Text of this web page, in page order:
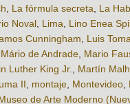
La fórmula secreta La
Noval Lima Lino Enea
Cunningham Luis
Mário de Andrade Mario
Luther King Jr. Martín
II montaje Montevideo
de Arte Moderno